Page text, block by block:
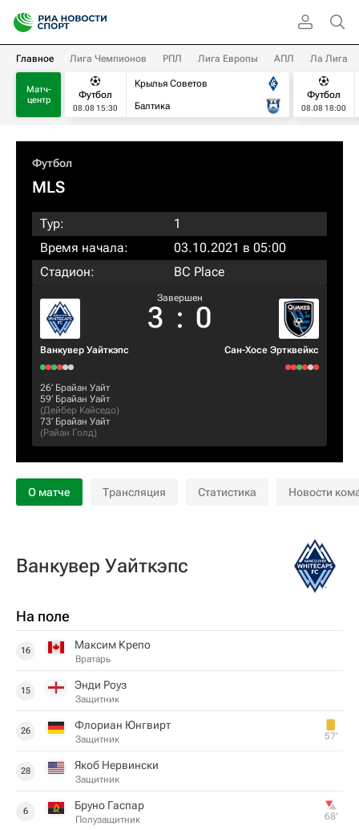
Главное Лига Чемпионов РПЛ Лига Европы АПЛ Ла Лига
Матч-
центр
Футбол
08.08 15:30
Крылья Советов
Балтика
Футбол
08.08 18:00
Футбол
MLS
Тур:
1
Время начала:
03.10.2021 в 05:00
Стадион:
BC Place
Ванкувер Уайткэпс
Завершен
3 : 0
Сан-Хосе Эртквейкс
26‎’‎ Брайан Уайт
59‎’‎ Брайан Уайт
(Дейбер Кайседо)
73‎’‎ Брайан Уайт
(Райан Голд)
О матче Трансляция Статистика Новости
Ванкувер Уайткэпс
На поле
16 Максим Крепо
Вратарь
15 Энди Роуз
Защитник
26 Флориан Юнгвирт
Защитник 57‎’‎
28 Якоб Нервински
Защитник
6 Бруно Гаспар
Полузащитник 68‎’‎